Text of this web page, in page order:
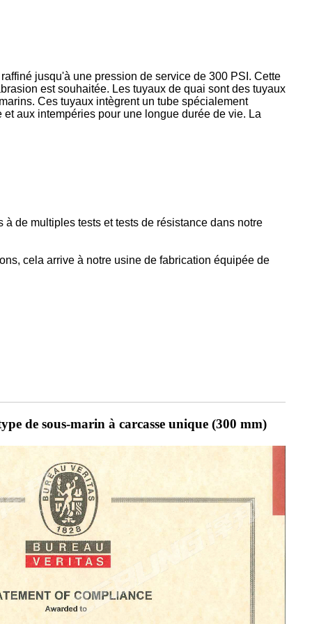
jusqu'à une pression de service de 300 PSI. Cette
est souhaitée. Les tuyaux de quai sont des tuyaux
Ces tuyaux intègrent un tube spécialement
aux intempéries pour une longue durée de vie. La
de multiples tests et tests de résistance dans notre
cela arrive à notre usine de fabrication équipée de
de sous-marin à carcasse unique (300 mm)